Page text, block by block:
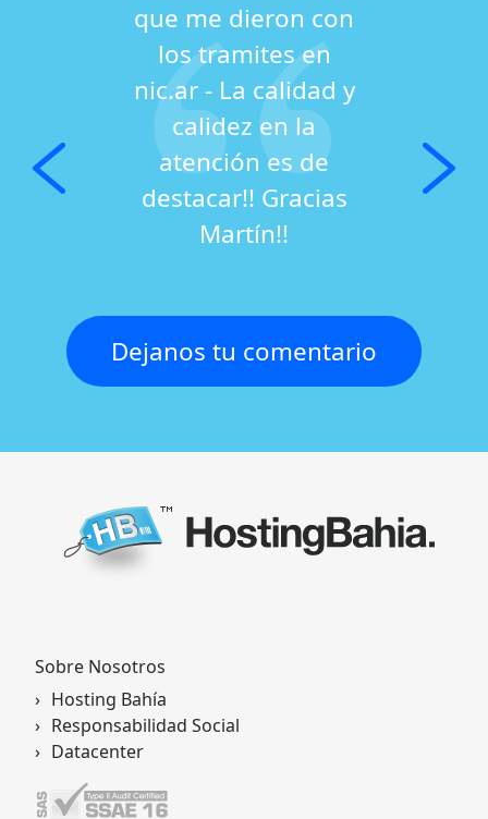
que me dieron con
los tramites en
nic.ar - La calidad y
calidez en la
atención es de
destacar!! Gracias
Martín!!
Dejanos tu comentario
Sobre Nosotros
Hosting Bahía
Responsabilidad Social
Datacenter